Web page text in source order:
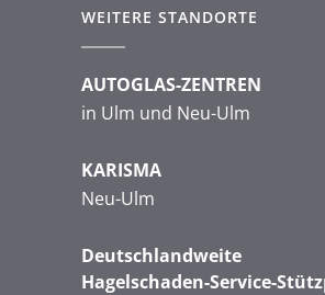
WEITERE STANDORTE
AUTOGLAS-ZENTREN
in Ulm und Neu-Ulm
KARISMA
Neu-Ulm
Deutschlandweite
Hagelschaden-Service-